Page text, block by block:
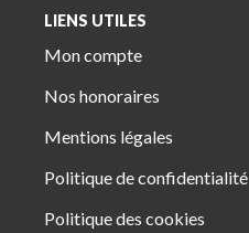
LIENS UTILES
Mon compte
Nos honoraires
Mentions légales
Politique de confidentialité
Politique des cookies